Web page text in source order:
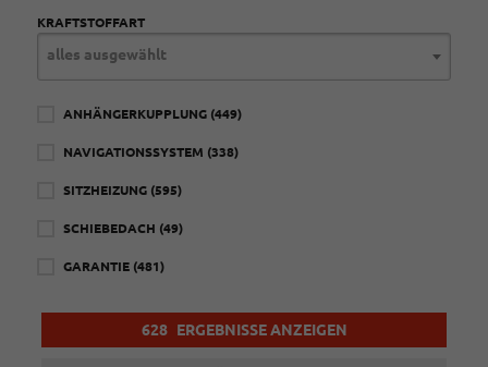
KRAFTSTOFFART
alles ausgewählt
ANHÄNGERKUPPLUNG (449)
NAVIGATIONSSYSTEM (338)
SITZHEIZUNG (595)
SCHIEBEDACH (49)
GARANTIE (481)
628 ERGEBNISSE ANZEIGEN